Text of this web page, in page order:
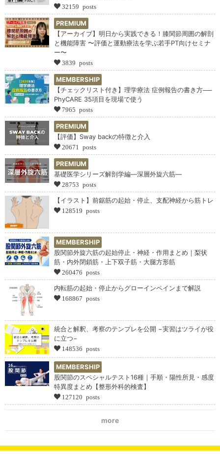
32159 posts
PREMIUM
【アーカイブ】明日から実践できる！膝関節周囲の解剖
と機能障害 〜評価と運動療法を学ぶ若手PT向けセミナ
ー〜
3839 posts
MEMBERSHIP
【チェックリスト付き】理学療法 症例報告の書き方──
PhyCARE 35項目を現場で使う
7965 posts
PREMIUM
【評価】Sway backの特徴と介入
20671 posts
PREMIUM
基礎医学シリーズ解剖学編―深層外旋六筋―
28753 posts
【イラスト】前鋸筋の起始・停止、支配神経から筋トレ
128519 posts
MEMBERSHIP
股関節外旋六筋の起始停止・神経・作用まとめ｜梨状
筋・内外閉鎖筋・上下双子筋・大腿方形筋
260476 posts
内転筋の起始・停止からグローインペインまで解説
168867 posts
統合と解釈、考察のテンプレを公開 −実習はツライが役
に立つ−
148536 posts
MEMBERSHIP
股関節のスペシャルテスト16種｜手順・陽性所見・感度
特異度まとめ【整形外科的検査】
127120 posts
more